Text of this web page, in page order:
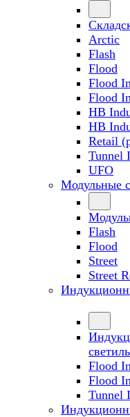
Arctic
Flash
Flood
Flood
Flood
HB
HB
Retail
Tunnel
UFO
Модульные
Flash
Flood
Street
Street
Flood
Flood
Tunnel